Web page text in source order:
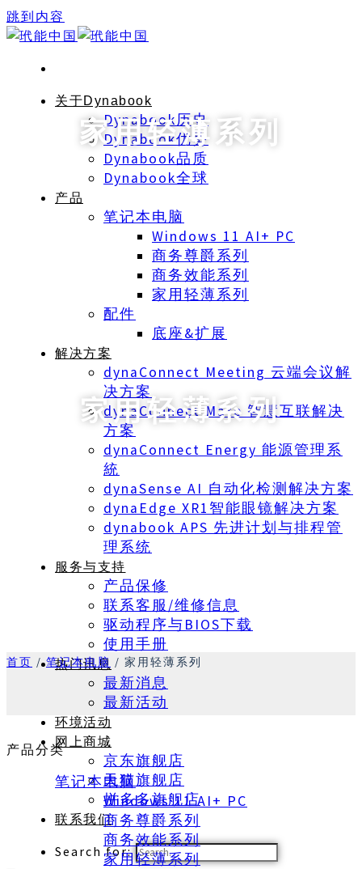
跳到内容
关于Dynabook
Dynabook历史
Dynabook优势
Dynabook品质
Dynabook全球
产品
笔记本电脑
Windows 11 AI+ PC
商务尊爵系列
商务效能系列
家用轻薄系列
配件
底座&扩展
解决方案
dynaConnect Meeting 云端会议解
决方案
dynaConnect Mate 智慧互联解决
方案
dynaConnect Energy 能源管理系
統
dynaSense AI 自动化检测解决方案
dynaEdge XR1智能眼镜解决方案
dynabook APS 先进计划与排程管
理系统
服务与支持
产品保修
联系客服/维修信息
驱动程序与BIOS下载
使用手册
热门讯息
最新消息
最新活动
环境活动
网上商城
京东旗舰店
天猫旗舰店
拼多多旗舰店
联系我们
Search for:
家用轻薄系列
家用轻薄系列
首页 /笔记本电脑 / 家用轻薄系列
产品分类
笔记本电脑
Windows 11 AI+ PC
商务尊爵系列
商务效能系列
家用轻薄系列